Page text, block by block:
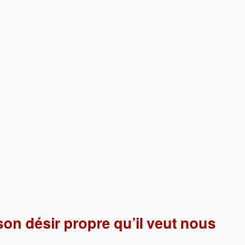
désir propre qu’il veut nous